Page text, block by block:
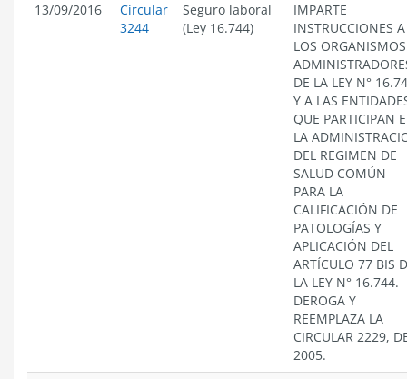
13/09/2016
Circular
3244
Seguro laboral
(Ley 16.744)
IMPARTE
INSTRUCCIONES A
LOS ORGANISMOS
DE LA LEY N°
Y A LAS
QUE PARTICIPAN
LA
DEL REGIMEN DE
SALUD COMÚN
PARA LA
CALIFICACIÓN DE
PATOLOGÍAS Y
APLICACIÓN DEL
ARTÍCULO 77 BIS
LA LEY N° 16.744.
DEROGA Y
REEMPLAZA LA
CIRCULAR 2229,
2005.